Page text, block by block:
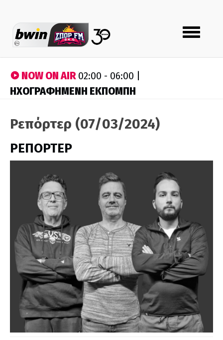
Toggle
navigation
NOW ON AIR02:00 - 06:00 |
ΗΧΟΓΡΑΦΗΜΕΝΗ ΕΚΠΟΜΠΗ
Ρεπόρτερ (07/03/2024)
ΡΕΠΟΡΤΕΡ